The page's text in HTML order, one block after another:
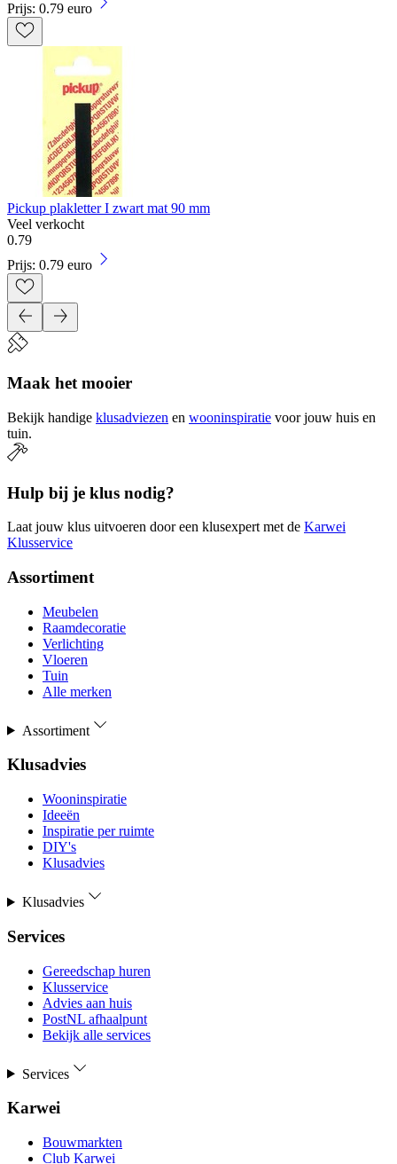
Prijs: 0.79 euro
Pickup plakletter I zwart mat 90 mm
Veel verkocht
0.79
Prijs: 0.79 euro
Maak het mooier
Bekijk handige klusadviezen en wooninspiratie voor jouw huis en
tuin.
Hulp bij je klus nodig?
Laat jouw klus uitvoeren door een klusexpert met de Karwei
Klusservice
Assortiment
Meubelen
Raamdecoratie
Verlichting
Vloeren
Tuin
Alle merken
Assortiment
Klusadvies
Wooninspiratie
Ideeën
Inspiratie per ruimte
DIY's
Klusadvies
Klusadvies
Services
Gereedschap huren
Klusservice
Advies aan huis
PostNL afhaalpunt
Bekijk alle services
Services
Karwei
Bouwmarkten
Club Karwei